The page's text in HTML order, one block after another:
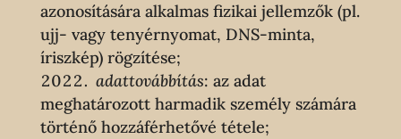
azonosítására alkalmas fizikai jellemzők (pl.
ujj- vagy tenyérnyomat, DNS-minta,
íriszkép) rögzítése;
adattovábbítás: az adat
meghatározott harmadik személy számára
történő hozzáférhetővé tétele;